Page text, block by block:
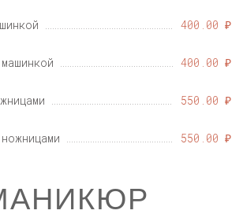
400.00 ₽
400.00 ₽
550.00 ₽
550.00 ₽